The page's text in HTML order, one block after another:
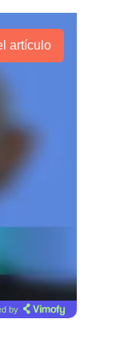
artículo
by